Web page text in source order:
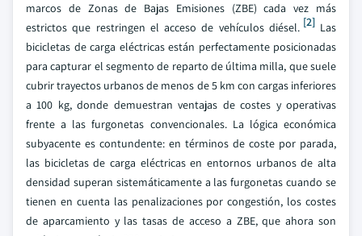
marcos de Zonas de Bajas Emisiones (ZBE) cada vez más
estrictos que restringen el acceso de vehículos diésel. [2]Las
bicicletas de carga eléctricas están perfectamente posicionadas
para capturar el segmento de reparto de última milla, que suele
cubrir trayectos urbanos de menos de 5 km con cargas inferiores
a 100 kg, donde demuestran ventajas de costes y operativas
frente a las furgonetas convencionales. La lógica económica
subyacente es contundente: en términos de coste por parada,
las bicicletas de carga eléctricas en entornos urbanos de alta
densidad superan sistemáticamente a las furgonetas cuando se
tienen en cuenta las penalizaciones por congestión, los costes
de aparcamiento y las tasas de acceso a ZBE, que ahora son